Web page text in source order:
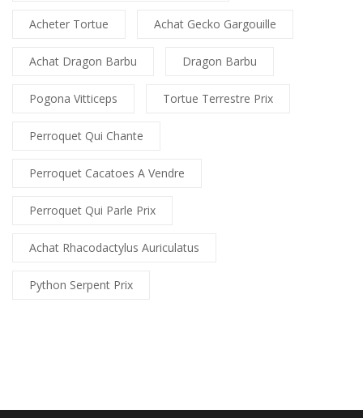
Acheter Tortue Achat Gecko Gargouille
Achat Dragon Barbu Dragon Barbu
Pogona Vitticeps Tortue Terrestre Prix
Perroquet Qui Chante
Perroquet Cacatoes A Vendre
Perroquet Qui Parle Prix
Achat Rhacodactylus Auriculatus
Python Serpent Prix